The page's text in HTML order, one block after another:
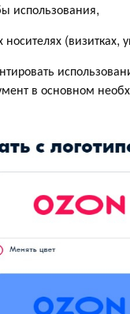
использования,
(визитках,
в основном